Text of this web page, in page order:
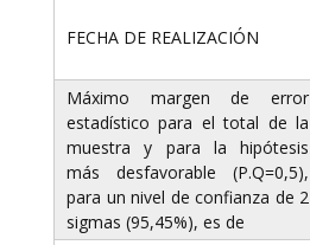
FECHA DE REALIZACIÓN
Máximo margen de error
estadístico para el total de la
muestra y para la hipótesis
más desfavorable (P.Q=0,5),
para un nivel de confianza de 2
sigmas (95,45%), es de